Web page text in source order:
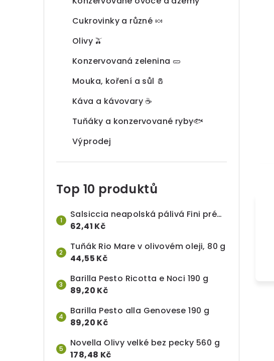
Cukrovinky a různé 🍬
Olivy 🫒
Konzervovaná zelenina 🥒
Mouka, koření a sůl 🧂
Káva a kávovary ☕
Tuňáky a konzervované ryby🐟
Výprodej
Top 10 produktů
Salsiccia neapolská pálivá Fini prémiová, celý kus (cca 500 g), cena za 100 g
62,41 Kč
Tuňák Rio Mare v olivovém oleji, 80 g
44,55 Kč
Barilla Pesto Ricotta e Noci 190 g
89,20 Kč
Barilla Pesto alla Genovese 190 g
89,20 Kč
Novella Olivy velké bez pecky 560 g
178,48 Kč